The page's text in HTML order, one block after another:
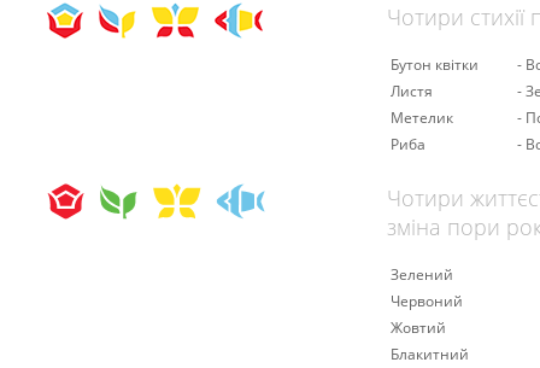
Чотири
Бутон квітки
-
Листя
-
Метелик
-
Риба
-
Чотири
зміна пори
Зелений
Червоний
Жовтий
Блакитний